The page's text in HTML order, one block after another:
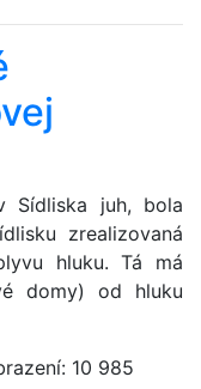
Sídliska juh, bola
zrealizovaná
hluku. Tá má
domy) od hluku
10 985